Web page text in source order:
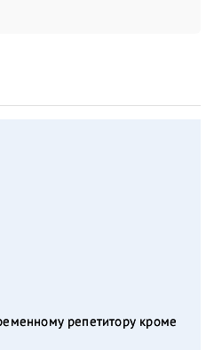
репетитору кроме